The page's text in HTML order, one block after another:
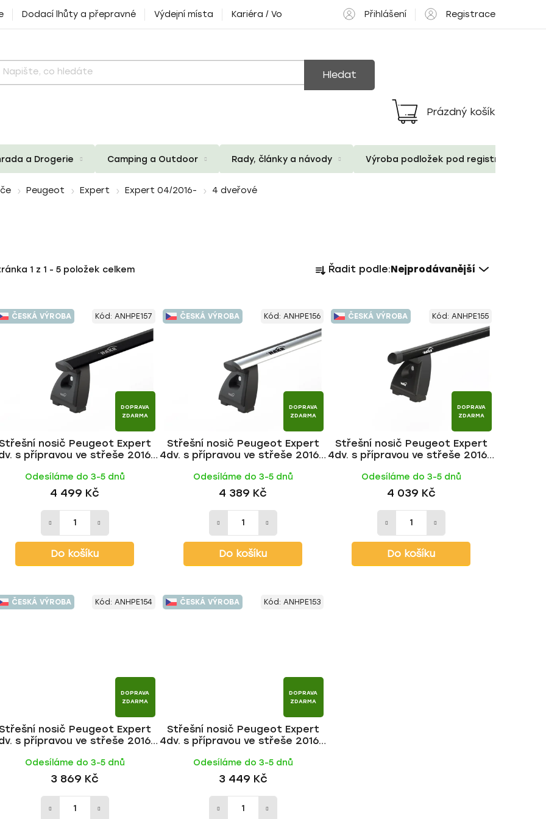
Dodací lhůty a přepravné Výdejní místa Kariéra / Volné pozice Přihlášení Registrace
Hledat
Nákupní
košík
Prázdný košík
a Drogerie Camping a Outdoor Rady, články a návody Výroba podložek pod registrační
Peugeot Expert Expert 04/2016- 4 dveřové
1 z 1 - 5 položek celkem
a
n
í
o
d
u
k
t
Řadit podle:Nejprodávanější
ČESKÁ VÝROBA
DOPRAVA
ZDARMA
nosič Peugeot Expert
s přípravou ve střeše 2016-,
Odesíláme do 3-5 dnů
4 499 Kč
Do košíku
Kód: ANHPE157 ČESKÁ VÝROBA
DOPRAVA
ZDARMA
Střešní nosič Peugeot Expert
4dv. s přípravou ve střeše 2016-,
Odesíláme do 3-5 dnů
4 389 Kč
Do košíku
Kód: ANHPE156 ČESKÁ VÝROBA
DOPRAVA
ZDARMA
Střešní nosič Peugeot Expert
4dv. s přípravou ve střeše 2016-,
Odesíláme do 3-5 dnů
4 039 Kč
Do košíku
Kód: ANHPE155
ČESKÁ VÝROBA
DOPRAVA
ZDARMA
nosič Peugeot Expert
s přípravou ve střeše 2016-,
Odesíláme do 3-5 dnů
3 869 Kč
Kód: ANHPE154 ČESKÁ VÝROBA
DOPRAVA
ZDARMA
Střešní nosič Peugeot Expert
4dv. s přípravou ve střeše 2016-,
Odesíláme do 3-5 dnů
3 449 Kč
Kód: ANHPE153